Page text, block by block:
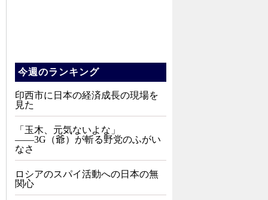
今週のランキング
印西市に日本の経済成長の現場を
見た
「玉木、元気ないよな」
――3G（爺）が斬る野党のふがい
なさ
ロシアのスパイ活動への日本の無
関心